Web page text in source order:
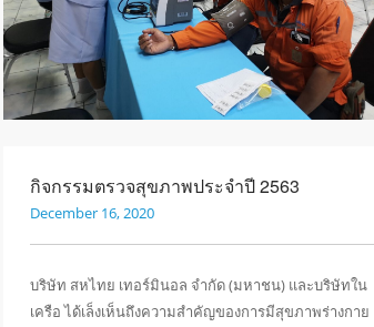
กิจกรรมตรวจสุขภาพประจำปี 2563
December 16, 2020
บริษัท สหไทย เทอร์มินอล จำกัด (มหาชน) และบริษัทใน
เครือ ได้เล็งเห็นถึงความสำคัญของการมีสุขภาพร่างกาย